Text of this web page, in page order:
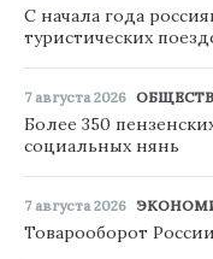
С начала года
туристических
7 августа 2026
Более 350
социальных нянь
7 августа 2026
Товарооборот